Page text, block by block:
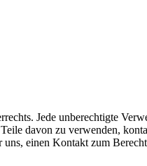
Jede unberechtigte
davon zu verwenden,
einen Kontakt zum